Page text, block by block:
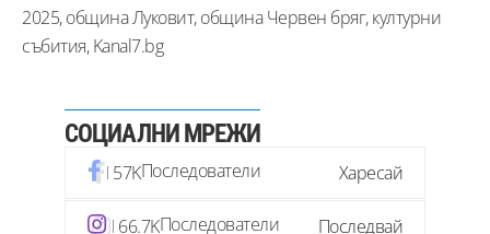
2025, община Луковит, община Червен бряг, културни
събития, Kanal7.bg
СОЦИАЛНИ МРЕЖИ
57KПоследователи Харесай
66.7KПоследователи Последвай